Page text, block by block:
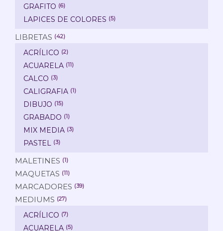
GRAFITO (6)
LAPICES DE COLORES (5)
LIBRETAS (42)
ACRÍLICO (2)
ACUARELA (11)
CALCO (3)
CALIGRAFIA (1)
DIBUJO (15)
GRABADO (1)
MIX MEDIA (3)
PASTEL (3)
MALETINES (1)
MAQUETAS (11)
MARCADORES (39)
MEDIUMS (27)
ACRÍLICO (7)
ACUARELA (5)